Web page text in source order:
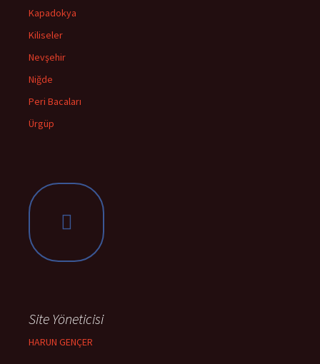
Kapadokya
Kiliseler
Nevşehir
Niğde
Peri Bacaları
Ürgüp
Site Yöneticisi
HARUN GENÇER